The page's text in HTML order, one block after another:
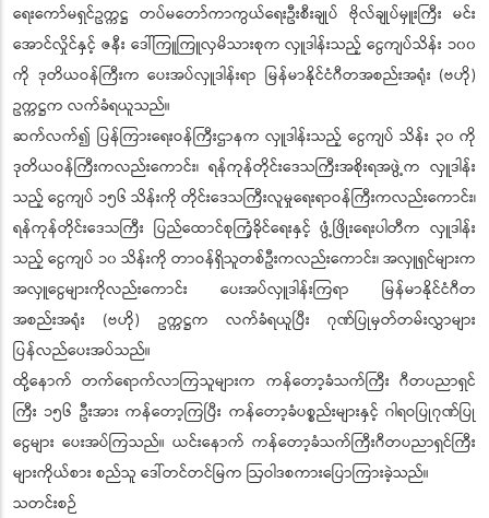
ရေးကော်မရှင်ဥက္ကဋ္ဌ တပ်မတော်ကာကွယ်ရေးဦးစီးချုပ် ဗိုလ်ချုပ်မှူးကြီး မင်း
အောင်လှိုင်နှင့် ဇနီး ဒေါ်ကြူကြူလှမိသားစုက လှူဒါန်းသည့် ငွေကျပ်သိန်း ၁၀၀
ကို ဒုတိယဝန်ကြီးက ပေးအပ်လှူဒါန်းရာ မြန်မာနိုင်ငံဂီတအစည်းအရုံး (ဗဟို)
ဥက္ကဋ္ဌက လက်ခံရယူသည်။
ဆက်လက်၍ ပြန်ကြားရေးဝန်ကြီးဌာနက လှူဒါန်းသည့် ငွေကျပ် သိန်း ၃၀ ကို
ဒုတိယဝန်ကြီးကလည်းကောင်း၊ ရန်ကုန်တိုင်းဒေသကြီးအစိုးရအဖွဲ့က လှူဒါန်း
သည့် ငွေကျပ် ၁၅၆ သိန်းကို တိုင်းဒေသကြီးလူမှုရေးရာဝန်ကြီးကလည်းကောင်း၊
ရန်ကုန်တိုင်းဒေသကြီး ပြည်ထောင်စုကြံ့ခိုင်ရေးနှင့် ဖွံ့ဖြိုးရေးပါတီက လှူဒါန်း
သည့် ငွေကျပ် ၁၀ သိန်းကို တာဝန်ရှိသူတစ်ဦးကလည်းကောင်း၊ အလှူရှင်များက
အလှူငွေများကိုလည်းကောင်း ပေးအပ်လှူဒါန်းကြရာ မြန်မာနိုင်ငံဂီတ
အစည်းအရုံး (ဗဟို) ဥက္ကဋ္ဌက လက်ခံရယူပြီး ဂုဏ်ပြုမှတ်တမ်းလွှာများ
ပြန်လည်ပေးအပ်သည်။
ထို့နောက် တက်ရောက်လာကြသူများက ကန်တော့ခံသက်ကြီး ဂီတပညာရှင်
ကြီး ၁၅၆ ဦးအား ကန်တော့ကြပြီး ကန်တော့ခံပစ္စည်းများနှင့် ဂါရဝပြုဂုဏ်ပြု
ငွေများ ပေးအပ်ကြသည်။ ယင်းနောက် ကန်တော့ခံသက်ကြီးဂီတပညာရှင်ကြီး
များကိုယ်စား စည်သူ ဒေါ်တင်တင်မြက ဩဝါဒစကားပြောကြားခဲ့သည်။
သတင်းစဉ်